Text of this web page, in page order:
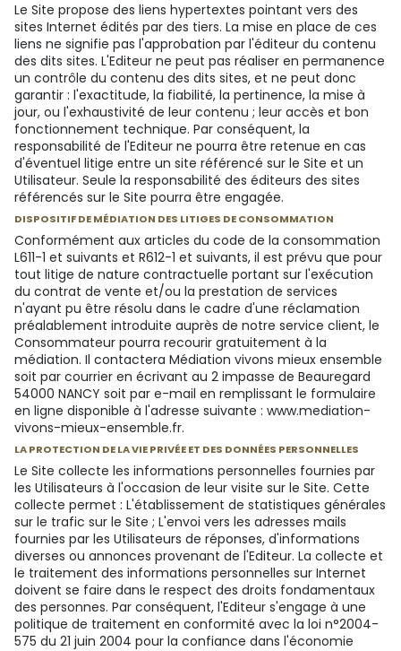
Le Site propose des liens hypertextes pointant vers des
sites Internet édités par des tiers. La mise en place de ces
liens ne signifie pas l'approbation par l'éditeur du contenu
des dits sites. L'Editeur ne peut pas réaliser en permanence
un contrôle du contenu des dits sites, et ne peut donc
garantir : l'exactitude, la fiabilité, la pertinence, la mise à
jour, ou l'exhaustivité de leur contenu ; leur accès et bon
fonctionnement technique. Par conséquent, la
responsabilité de l'Editeur ne pourra être retenue en cas
d'éventuel litige entre un site référencé sur le Site et un
Utilisateur. Seule la responsabilité des éditeurs des sites
référencés sur le Site pourra être engagée.
DISPOSITIF DE MÉDIATION DES LITIGES DE CONSOMMATION
Conformément aux articles du code de la consommation
L611-1 et suivants et R612-1 et suivants, il est prévu que pour
tout litige de nature contractuelle portant sur l'exécution
du contrat de vente et/ou la prestation de services
n'ayant pu être résolu dans le cadre d'une réclamation
préalablement introduite auprès de notre service client, le
Consommateur pourra recourir gratuitement à la
médiation. Il contactera Médiation vivons mieux ensemble
soit par courrier en écrivant au 2 impasse de Beauregard
54000 NANCY soit par e-mail en remplissant le formulaire
en ligne disponible à l'adresse suivante : www.mediation-
vivons-mieux-ensemble.fr.
LA PROTECTION DE LA VIE PRIVÉE ET DES DONNÉES PERSONNELLES
Le Site collecte les informations personnelles fournies par
les Utilisateurs à l'occasion de leur visite sur le Site. Cette
collecte permet : L'établissement de statistiques générales
sur le trafic sur le Site ; L'envoi vers les adresses mails
fournies par les Utilisateurs de réponses, d'informations
diverses ou annonces provenant de l'Editeur. La collecte et
le traitement des informations personnelles sur Internet
doivent se faire dans le respect des droits fondamentaux
des personnes. Par conséquent, l'Editeur s'engage à une
politique de traitement en conformité avec la loi n°2004-
575 du 21 juin 2004 pour la confiance dans l'économie